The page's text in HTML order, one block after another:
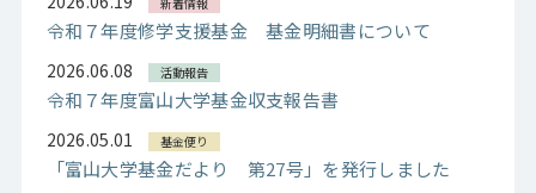
令和７年度修学支援基金 基金明細書について
2026.06.08 活動報告
令和７年度富山大学基金収支報告書
2026.05.01 基金便り
「富山大学基金だより 第27号」を発行しました